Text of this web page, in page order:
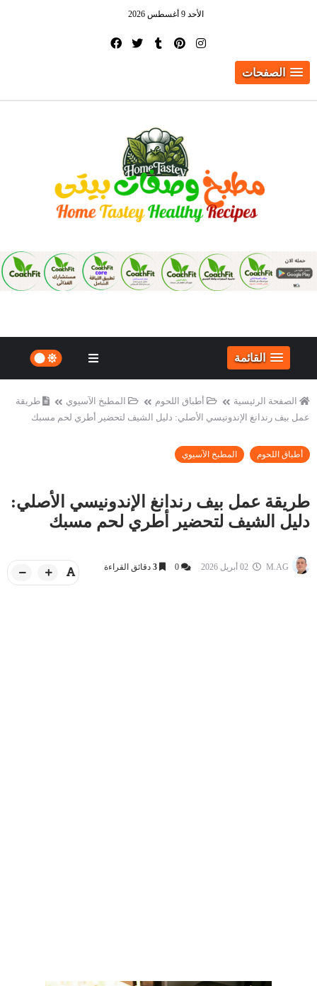
الأحد 9 أغسطس 2026
الصفحات
القائمة
الصفحة الرئيسية أطباق اللحوم المطبخ الآسيوي
طريقة
عمل بيف رندانغ الإندونيسي الأصلي: دليل الشيف لتحضير أطري لحم مسبك
أطباق اللحوم المطبخ الآسيوي
طريقة عمل بيف رندانغ الإندونيسي الأصلي:
دليل الشيف لتحضير أطري لحم مسبك
M.AG
0
3 دقائق القراءة